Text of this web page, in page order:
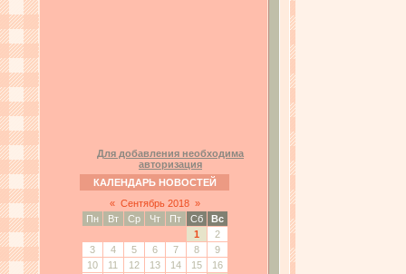
Для добавления необходима
авторизация
КАЛЕНДАРЬ НОВОСТЕЙ
« Сентябрь 2018 »
Пн
Вт Ср Чт Пт Сб
Вс
1
2
3
4 5 6 7 8
9
10
11 12 13 14 15
16